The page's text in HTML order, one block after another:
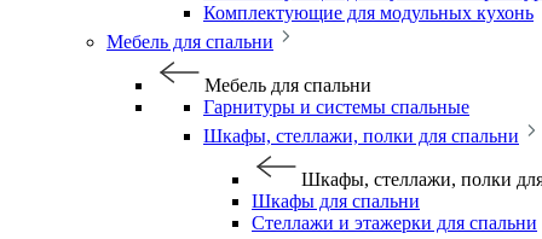
Комплектующие для модульных кухонь
Мебель для спальни
Мебель для спальни
Гарнитуры и системы спальные
Шкафы, стеллажи, полки для спальни
Шкафы, стеллажи, полки
Шкафы для спальни
Стеллажи и этажерки для спальни